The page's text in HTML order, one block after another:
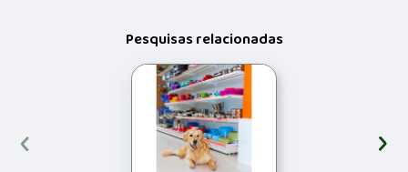
Pesquisas relacionadas
‹ ›